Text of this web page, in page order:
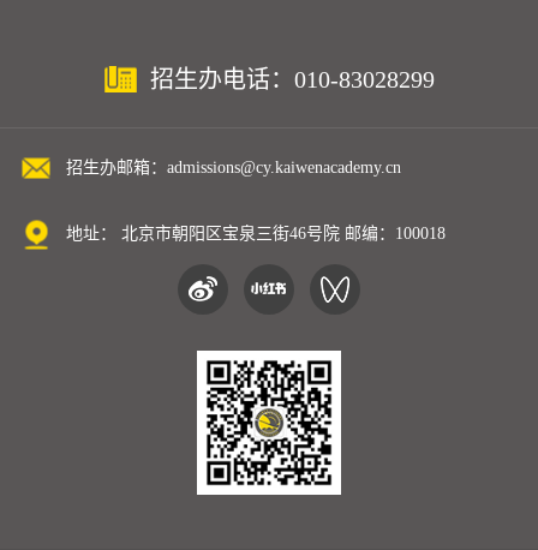
招生办电话：010-83028299
招生办邮箱：admissions@cy.kaiwenacademy.cn
地址： 北京市朝阳区宝泉三街46号院 邮编：100018